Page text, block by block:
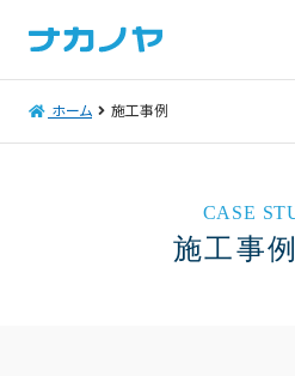
ホーム 施工事例
CASE
施工事